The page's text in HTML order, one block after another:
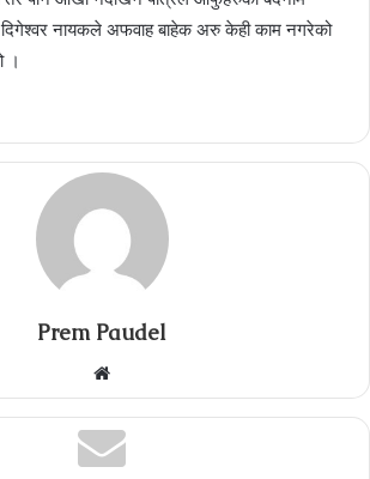
दिगेश्वर नायकले अफवाह बाहेक अरु केही काम नगरेको
।
Prem Paudel
Website